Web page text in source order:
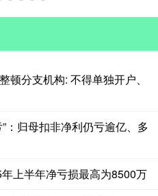
顿分支机构: 不得单独开户、
：归母扣非净利仍亏逾亿、多
上半年净亏损最高为8500万